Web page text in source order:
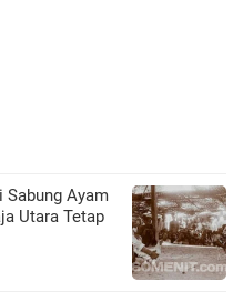
Sabung Ayam
Utara Tetap